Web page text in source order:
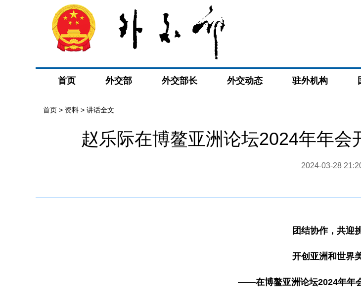
首页 外交部 外交部长 外交动态 驻外机构
首页 > 资料 > 讲话全文
赵乐际在博鳌亚洲论坛2024年年会
2024-03-28
团结协作，共迎
开创亚洲和世界
——在博鳌亚洲论坛2024年年